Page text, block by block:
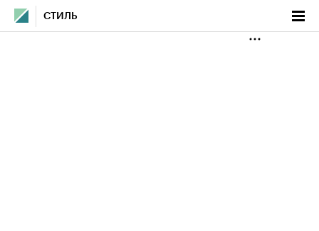
СТИЛЬ